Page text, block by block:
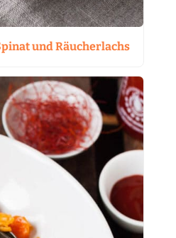
und Räucherlachs